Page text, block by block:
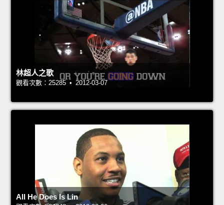
林超人之歌
觀看次數：25285 • 2012-03-07
All He Does Is Lin